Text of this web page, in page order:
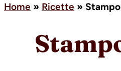
Home » Ricette »